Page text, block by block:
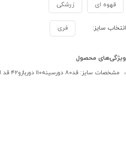
قهوه ای زرشکی
انتخاب سایز: فری
ویژگی‌های محصول
مشخصات سایز: قد۸۰ دورسینه۱۱۰ دوربازو۴۲ قد استین۶۳ دور باسن۱۱۲